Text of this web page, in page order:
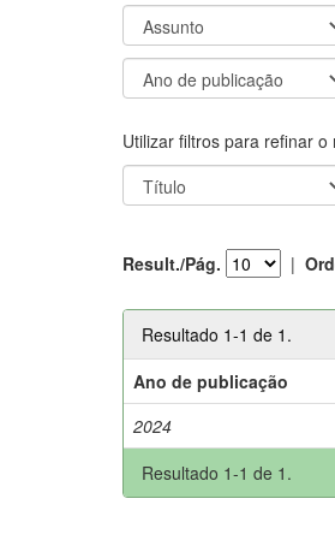
Utilizar filtros para refinar
Result./Pág. |
Resultado 1-1 de 1.
Ano de publicação
2024
Resultado 1-1 de 1.